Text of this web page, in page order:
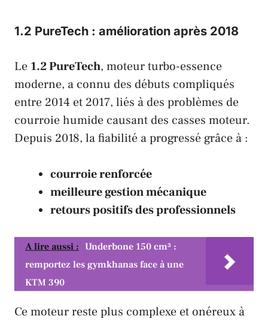
1.2 PureTech : amélioration après 2018
Le 1.2 PureTech, moteur turbo-essence
moderne, a connu des débuts compliqués
entre 2014 et 2017, liés à des problèmes de
courroie humide causant des casses moteur.
Depuis 2018, la fiabilité a progressé grâce à :
courroie renforcée
meilleure gestion mécanique
retours positifs des professionnels
A lire aussi : Underbone 150 cm³ :
remportez les gymkhanas face à une
KTM 390
Ce moteur reste plus complexe et onéreux à